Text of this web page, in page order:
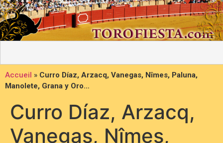
Accueil » Curro Díaz, Arzacq, Vanegas, Nîmes, Paluna,
Manolete, Grana y Oro…
Curro Díaz, Arzacq,
Vanegas, Nîmes,